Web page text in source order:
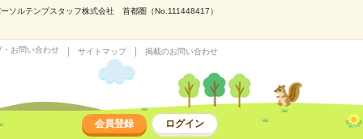
ソルテンプスタッフ株式会社 首都圏（No.111448417）
・お問い合わせ サイトマップ 掲載のお問い合わせ
会員登録 ログイン